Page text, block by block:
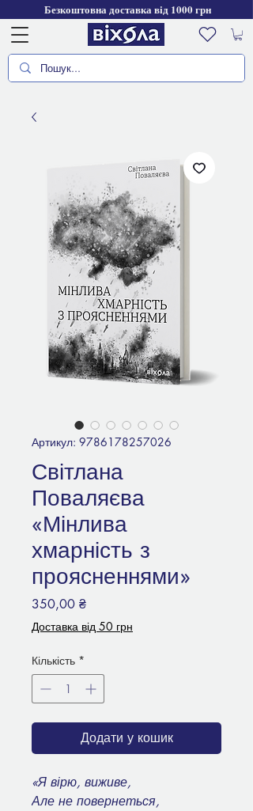
Безкоштовна доставка від 1000 грн
Артикул: 9786178257026
Світлана
Поваляєва
«Мінлива
хмарність з
проясненнями»
350,00 ₴Ціна
Доставка від 50 грн
Кількість *
Додати у кошик
«Я вірю, виживе,
Але не повернеться,